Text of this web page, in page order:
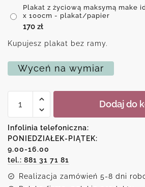
Plakat z życiową maksymą make
x 100cm - plakat/papier
170 zł
Kupujesz plakat bez ramy.
Wyceń na wymiar
Plakat
życiową
maksymą
make
ideas
happen
Dodaj do
Infolinia telefoniczna:
PONIEDZIAŁEK-PIĄTEK:
9.00-16.00
tel.: 881 31 71 81
Realizacja zamówień 5-8 dni